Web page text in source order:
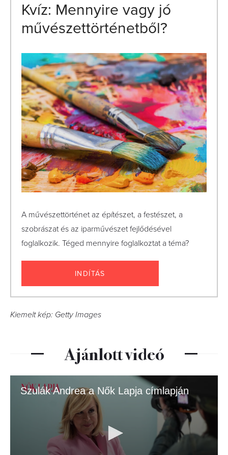
Kvíz: Mennyire vagy jó
művészettörténetből?
A művészettörténet az építészet, a festészet, a
szobrászat és az iparművészet fejlődésével
foglalkozik. Téged mennyire foglalkoztat a téma?
INDÍTÁS
Kiemelt kép: Getty Images
Ajánlott videó
Szulák Andrea a Nők Lapja címlapján